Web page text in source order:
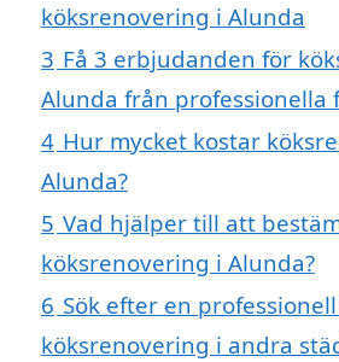
köksrenovering i Alunda
3 Få 3 erbjudanden för
Alunda från professionella
4 Hur mycket kostar
Alunda?
5 Vad hjälper till att
köksrenovering i Alunda?
6 Sök efter en
köksrenovering i andra